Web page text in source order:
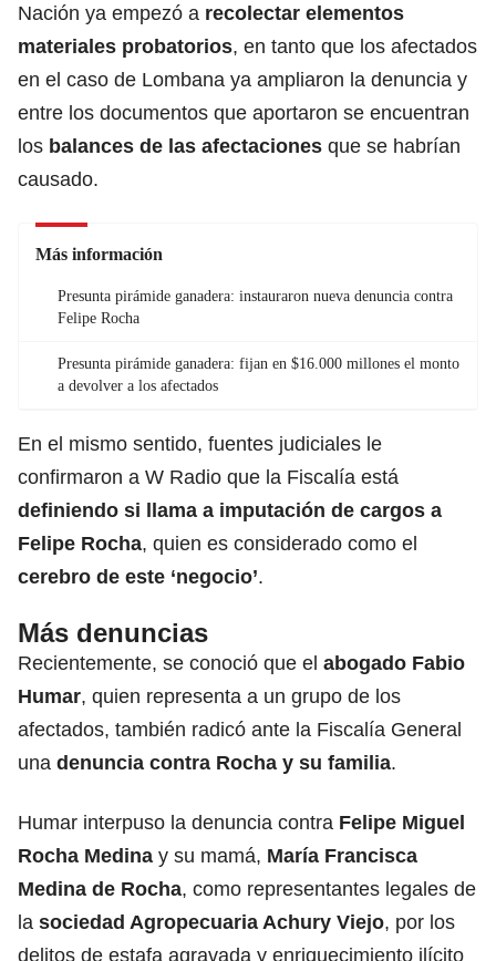
Nación ya empezó a recolectar elementos
materiales probatorios, en tanto que los afectados
en el caso de Lombana ya ampliaron la denuncia y
entre los documentos que aportaron se encuentran
los balances de las afectaciones que se habrían
causado.
Más información
Presunta pirámide ganadera: instauraron nueva denuncia contra
Felipe Rocha
Presunta pirámide ganadera: fijan en $16.000 millones el monto
a devolver a los afectados
En el mismo sentido, fuentes judiciales le
confirmaron a W Radio que la Fiscalía está
definiendo si llama a imputación de cargos a
Felipe Rocha, quien es considerado como el
cerebro de este ‘negocio’.
Más denuncias
Recientemente, se conoció que el abogado Fabio
Humar, quien representa a un grupo de los
afectados, también radicó ante la Fiscalía General
una denuncia contra Rocha y su familia.
Humar interpuso la denuncia contra Felipe Miguel
Rocha Medina y su mamá, María Francisca
Medina de Rocha, como representantes legales de
la sociedad Agropecuaria Achury Viejo, por los
delitos de estafa agravada y enriquecimiento ilícito